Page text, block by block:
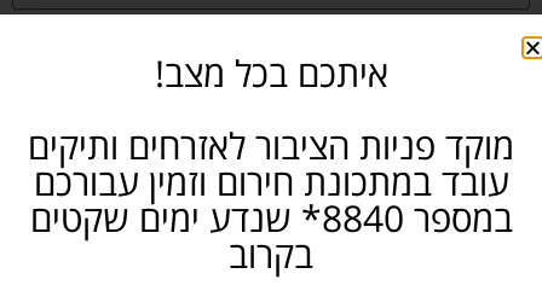
באיזה תחום את/ה מחפש/ת עבודה?
אני מאשר/ת את תנאי ההצטרפות לתוכניתו-מדיניות האתר
שליחה
לחזרה וצפיה בכל הקורסים לחצו כאן
איתכם בכל מצב!
מוקד פניות הציבור לאזרחים ותיקים
עובד במתכונת חירום וזמין עבורכם
במספר 8840* שנדע ימים שקטים
בקרוב